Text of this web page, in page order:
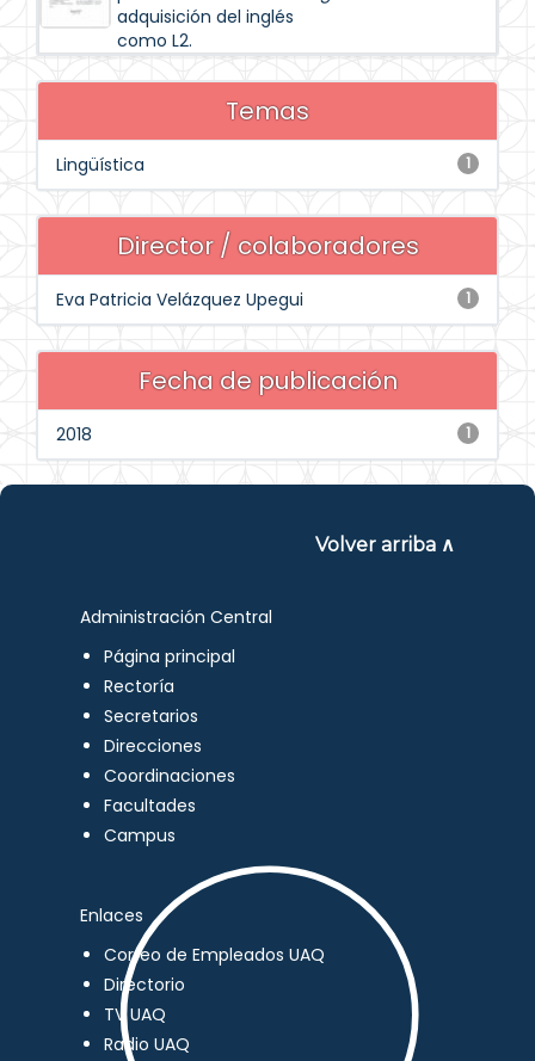
adquisición del inglés
como L2.
Temas
1
Lingüística
Director / colaboradores
1
Eva Patricia Velázquez Upegui
Fecha de publicación
1
2018
Volver arriba ∧
Administración Central
Página principal
Rectoría
Secretarios
Direcciones
Coordinaciones
Facultades
Campus
Enlaces
Correo de Empleados UAQ
Directorio
TV UAQ
Radio UAQ